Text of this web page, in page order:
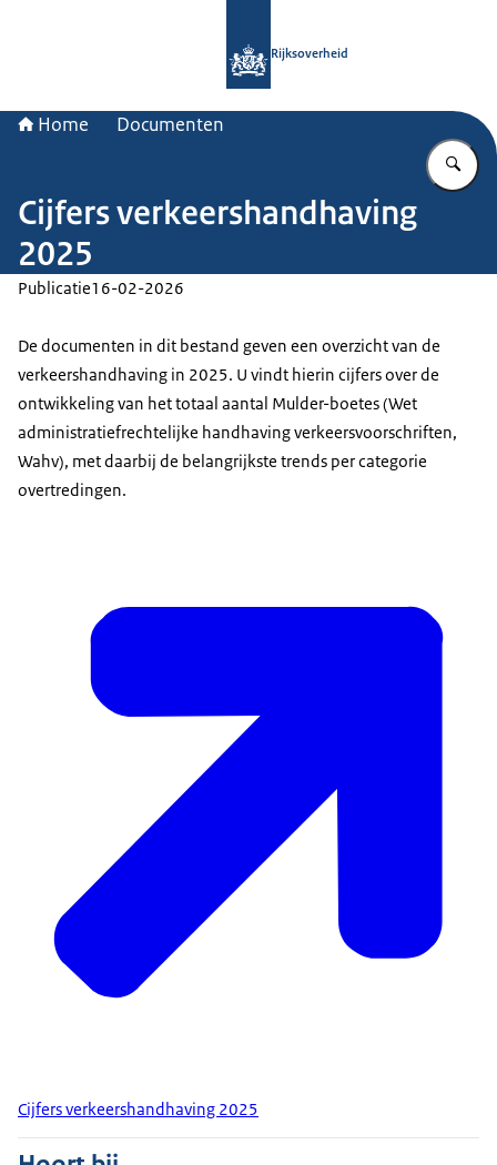
Rijksoverheid
Home Documenten
Cijfers verkeershandhaving
2025
Publicatie16-02-2026
De documenten in dit bestand geven een overzicht van de
verkeershandhaving in 2025. U vindt hierin cijfers over de
ontwikkeling van het totaal aantal Mulder-boetes (Wet
administratiefrechtelijke handhaving verkeersvoorschriften,
Wahv), met daarbij de belangrijkste trends per categorie
overtredingen.
Cijfers verkeershandhaving 2025